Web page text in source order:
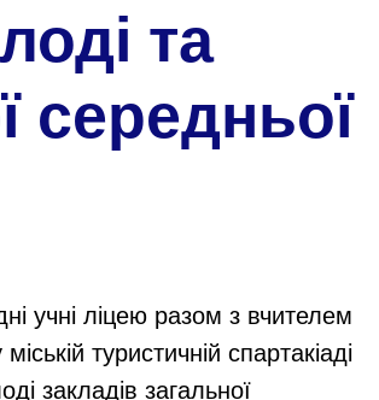
та
середньої
учні ліцею разом з вчителем
туристичній спартакіаді
закладів загальної